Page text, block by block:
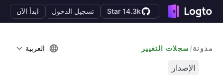
Star 14.3k تسجيل الدخول ابدأ الآن
مدونة/سجلات التغيير العربية
الإصدار